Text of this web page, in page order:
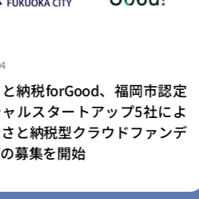
と納税forGood、郡山市の
起業家加速化支援プログラ
事業者によるプロジェクト
付開始